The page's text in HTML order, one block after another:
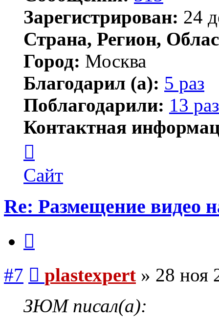
Зарегистрирован: 24
Страна, Регион,
Город: Москва
Благодарил (а): 5 раз
Поблагодарили: 13 раз
Контактная
пользователя
plastexpert
Сайт
Re: Размещение видео
#7 plastexpert » 28 ноя
ЗЮМ писал(а):